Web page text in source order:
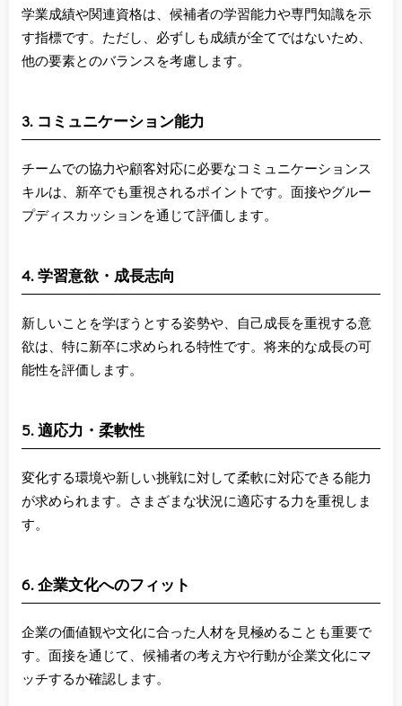
学業成績や関連資格は、候補者の学習能力や専門知識を示
す指標です。ただし、必ずしも成績が全てではないため、
他の要素とのバランスを考慮します。
3. コミュニケーション能力
チームでの協力や顧客対応に必要なコミュニケーションス
キルは、新卒でも重視されるポイントです。面接やグルー
プディスカッションを通じて評価します。
4. 学習意欲・成長志向
新しいことを学ぼうとする姿勢や、自己成長を重視する意
欲は、特に新卒に求められる特性です。将来的な成長の可
能性を評価します。
5. 適応力・柔軟性
変化する環境や新しい挑戦に対して柔軟に対応できる能力
が求められます。さまざまな状況に適応する力を重視しま
す。
6. 企業文化へのフィット
企業の価値観や文化に合った人材を見極めることも重要で
す。面接を通じて、候補者の考え方や行動が企業文化にマ
ッチするか確認します。